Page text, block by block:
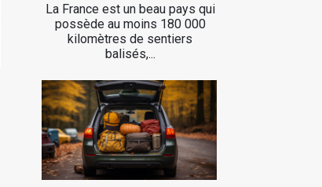
La France est un beau pays qui
possède au moins 180 000
kilomètres de sentiers
balisés,...